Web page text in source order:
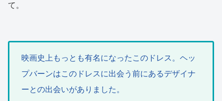
て。
映画史上もっとも有名になったこのドレス。ヘッ
プバーンはこのドレスに出会う前にあるデザイナ
ーとの出会いがありました。